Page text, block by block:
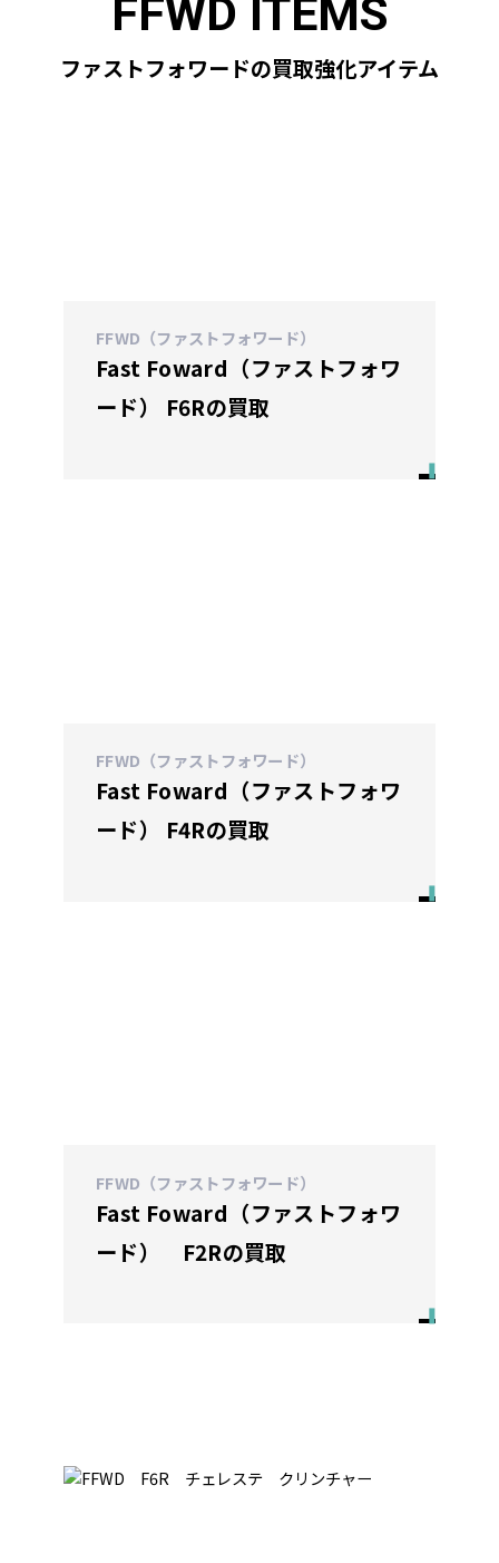
ファストフォワードの買取強化アイテム
FFWD（ファストフォワード）
Fast Foward（ファストフォワ
ード） F6Rの買取
FFWD（ファストフォワード）
Fast Foward（ファストフォワ
ード） F4Rの買取
FFWD（ファストフォワード）
Fast Foward（ファストフォワ
ード） F2Rの買取